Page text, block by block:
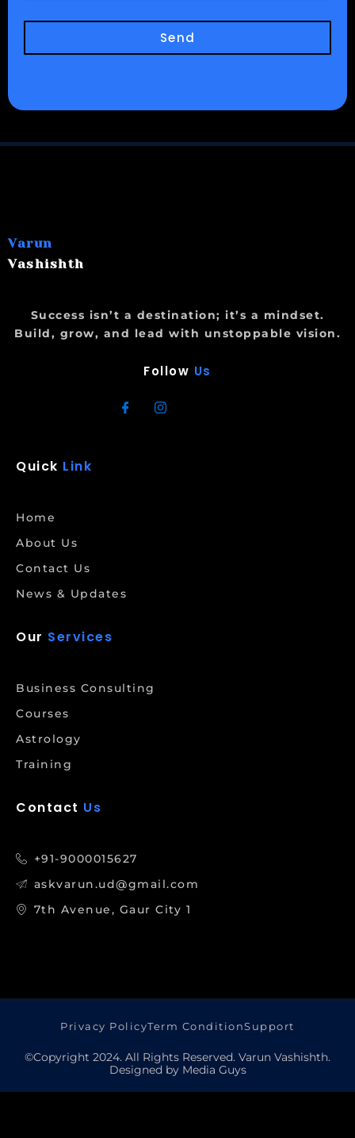
Send
Varun
Vashishth
Success isn’t a destination; it’s a mindset.
Build, grow, and lead with unstoppable vision.
Follow Us
Quick Link
Home
About Us
Contact Us
News & Updates
Our Services
Business Consulting
Courses
Astrology
Training
Contact Us
+91-9000015627
askvarun.ud@gmail.com
7th Avenue, Gaur City 1
Privacy PolicyTerm ConditionSupport
©Copyright 2024. All Rights Reserved. Varun Vashishth.
Designed by Media Guys